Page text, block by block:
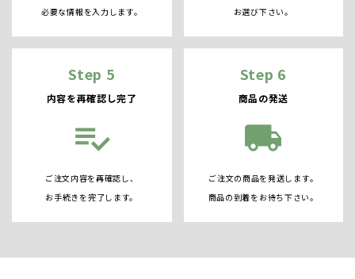
必要な情報を入力します。
お選び下さい。
Step 5
内容を再確認し完了
playlist_add_check
ご注文内容を再確認し、
お手続きを完了します。
Step 6
商品の発送
local_shipping
ご注文の商品を発送します。
商品の到着をお待ち下さい。